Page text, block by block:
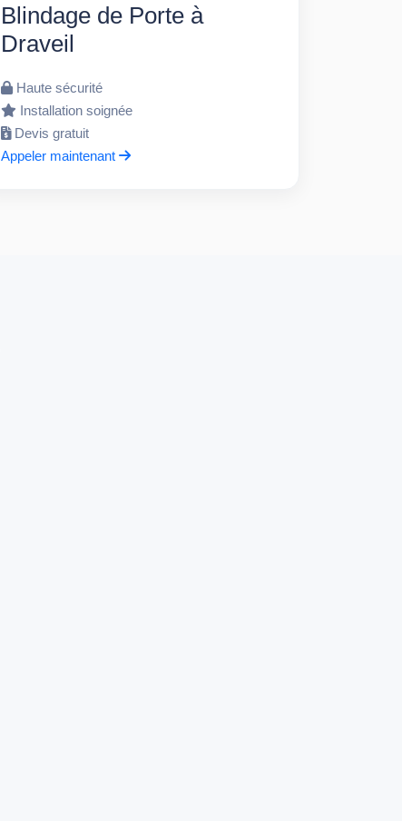
Blindage de Porte à
Draveil
Haute sécurité
Installation soignée
Devis gratuit
Appeler maintenant